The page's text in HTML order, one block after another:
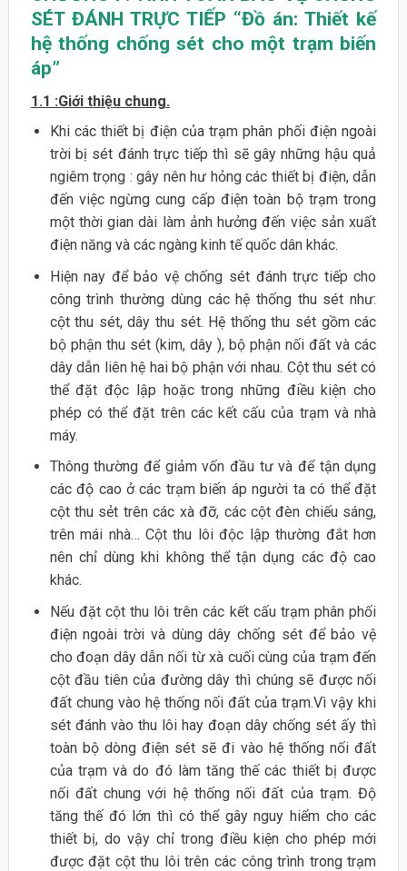
SÉT ĐÁNH TRỰC TIẾP “Đồ án: Thiết kế
hệ thống chống sét cho một trạm biến
áp”
1.1 :Giới thiệu chung.
Khi các thiết bị điện của trạm phân phối điện ngoài
trời bị sét đánh trực tiếp thì sẽ gây những hậu quả
ngiêm trọng : gây nên hư hỏng các thiết bị điện, dẫn
đến việc ngừng cung cấp điện toàn bộ trạm trong
một thời gian dài làm ảnh hưởng đến việc sản xuất
điện năng và các ngàng kinh tế quốc dân khác.
Hiện nay để bảo vệ chống sét đánh trực tiếp cho
công trình thường dùng các hệ thống thu sét như:
cột thu sét, dây thu sét. Hệ thống thu sét gồm các
bộ phận thu sét (kim, dây ), bộ phận nối đất và các
dây dẫn liên hệ hai bộ phận với nhau. Cột thu sét có
thể đặt độc lập hoặc trong những điều kiện cho
phép có thể đặt trên các kết cấu của trạm và nhà
máy.
Thông thường để giảm vốn đầu tư và để tận dụng
các độ cao ở các trạm biến áp người ta có thể đặt
cột thu sẻt trên các xà đỡ, các cột đèn chiếu sáng,
trên mái nhà… Cột thu lôi độc lập thường đắt hơn
nên chỉ dùng khi không thể tận dụng các độ cao
khác.
Nếu đặt cột thu lôi trên các kết cấu trạm phân phối
điện ngoài trời và dùng dây chống sét để bảo vệ
cho đoạn dây dẫn nối từ xà cuối cùng của trạm đến
cột đầu tiên của đường dây thì chúng sẽ được nối
đất chung vào hệ thống nối đất của trạm.Vì vậy khi
sét đánh vào thu lôi hay đoạn dây chống sét ấy thì
toàn bộ dòng điện sét sẽ đi vào hệ thống nối đất
của trạm và do đó làm tăng thế các thiết bị được
nối đất chung với hệ thống nối đất của trạm. Độ
tăng thế đó lớn thì có thể gây nguy hiểm cho các
thiết bị, do vậy chỉ trong điều kiện cho phép mới
được đặt cột thu lôi trên các công trình trong trạm